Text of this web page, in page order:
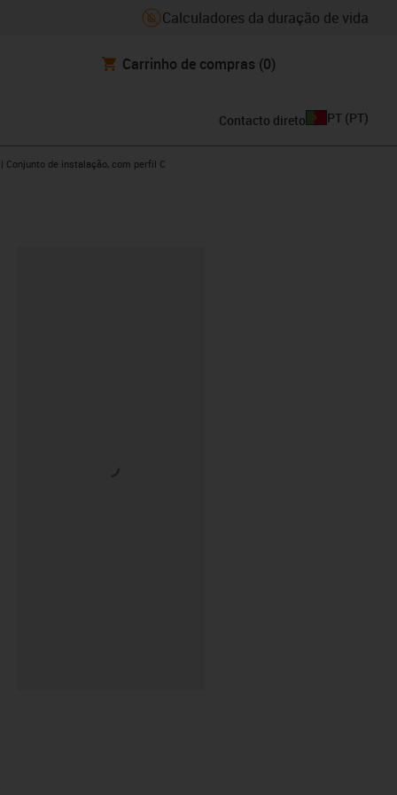
Calculadores da duração de vida
Carrinho de compras (0)
Contacto direto PT (PT)
right
Conjunto de instalação, com perfil C